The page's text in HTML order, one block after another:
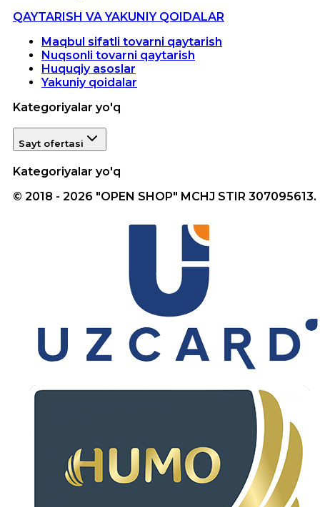
QAYTARISH VA YAKUNIY QOIDALAR
Maqbul sifatli tovarni qaytarish
Nuqsonli tovarni qaytarish
Huquqiy asoslar
Yakuniy qoidalar
Kategoriyalar yo'q
Sayt ofertasi
Kategoriyalar yo'q
© 2018 - 2026 "OPEN SHOP" MCHJ STIR 307095613.